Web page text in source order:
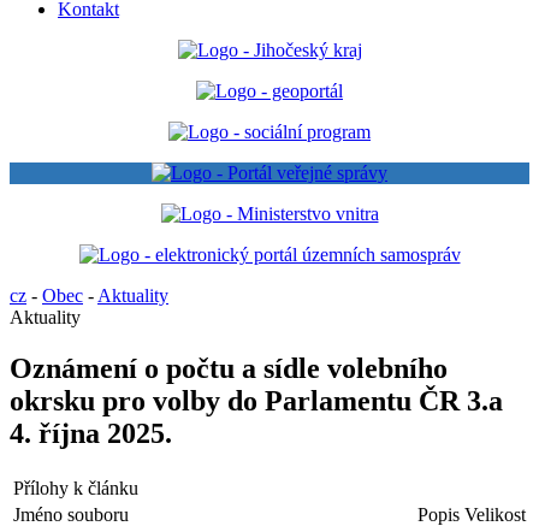
Kontakt
cz - Obec - Aktuality
Aktuality
Oznámení o počtu a sídle volebního
okrsku pro volby do Parlamentu ČR 3.a
4. října 2025.
Přílohy k článku
Jméno souboru
Popis Velikost